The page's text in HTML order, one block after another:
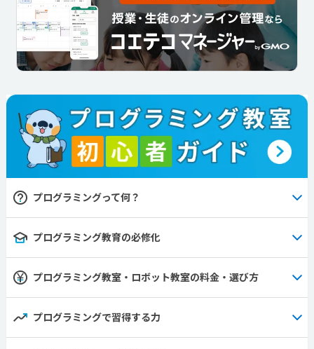
プログラミングって何？
プログラミング教育の必修化
プログラミング教室・ロボット教室の料金・選び方
プログラミングで習得する力